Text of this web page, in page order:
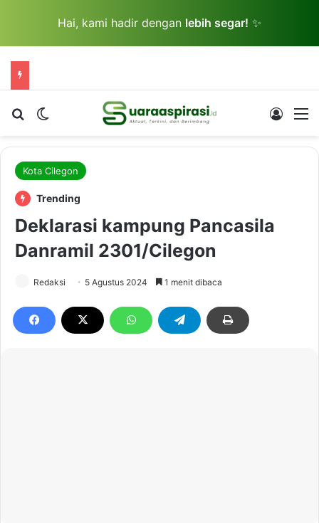
Hai, kami hadir dengan lebih segar! ✨
Cari berita...Switch skin Log In
Kota Cilegon
Trending
Deklarasi kampung Pancasila
Danramil 2301/Cilegon
Redaksi 5 Agustus 2024 1 menit dibaca